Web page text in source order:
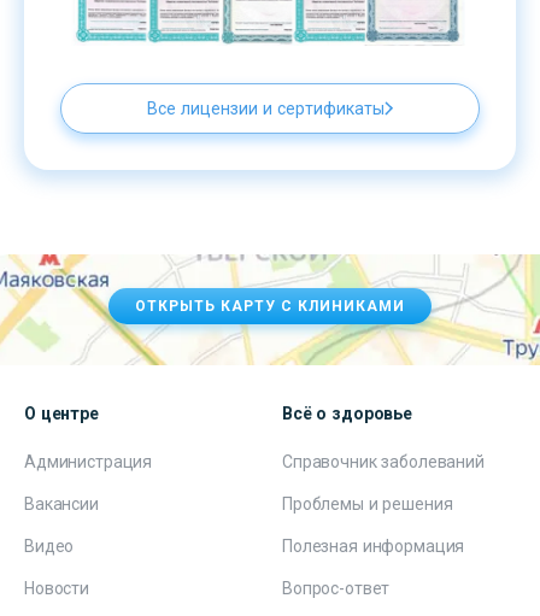
Все лицензии и сертификаты
ОТКРЫТЬ КАРТУ С КЛИНИКАМИ
О центре
Администрация
Вакансии
Видео
Новости
Всё о здоровье
Справочник заболеваний
Проблемы и решения
Полезная информация
Вопрос-ответ